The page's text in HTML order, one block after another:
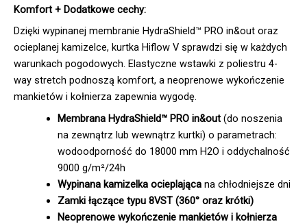
Komfort + Dodatkowe cechy:
Dzięki wypinanej membranie HydraShield™ PRO in&out oraz
ocieplanej kamizelce, kurtka Hiflow V sprawdzi się w każdych
warunkach pogodowych. Elastyczne wstawki z poliestru 4-
way stretch podnoszą komfort, a neoprenowe wykończenie
mankietów i kołnierza zapewnia wygodę.
Membrana HydraShield™ PRO in&out(do noszenia
na zewnątrz lub wewnątrz kurtki) o parametrach:
wodoodporność do 18000 mm H2O i oddychalność
9000 g/m²/24h
Wypinana kamizelka ocieplającana chłodniejsze dni
Zamki łączące typu 8VST (360° oraz krótki)
Neoprenowe wykończenie mankietów i kołnierza